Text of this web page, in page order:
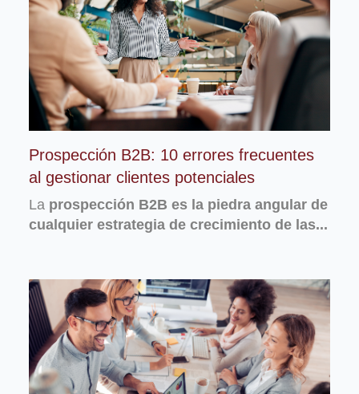
Prospección B2B: 10 errores frecuentes
al gestionar clientes potenciales
La prospección B2B es la piedra angular de
cualquier estrategia de crecimiento de las...